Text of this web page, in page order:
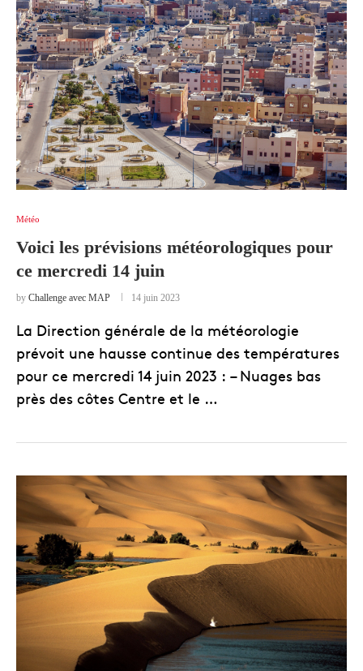
Météo
Voici les prévisions météorologiques pour
ce mercredi 14 juin
by Challenge avec MAP 14 juin 2023
La Direction générale de la météorologie
prévoit une hausse continue des températures
pour ce mercredi 14 juin 2023 : – Nuages bas
près des côtes Centre et le …